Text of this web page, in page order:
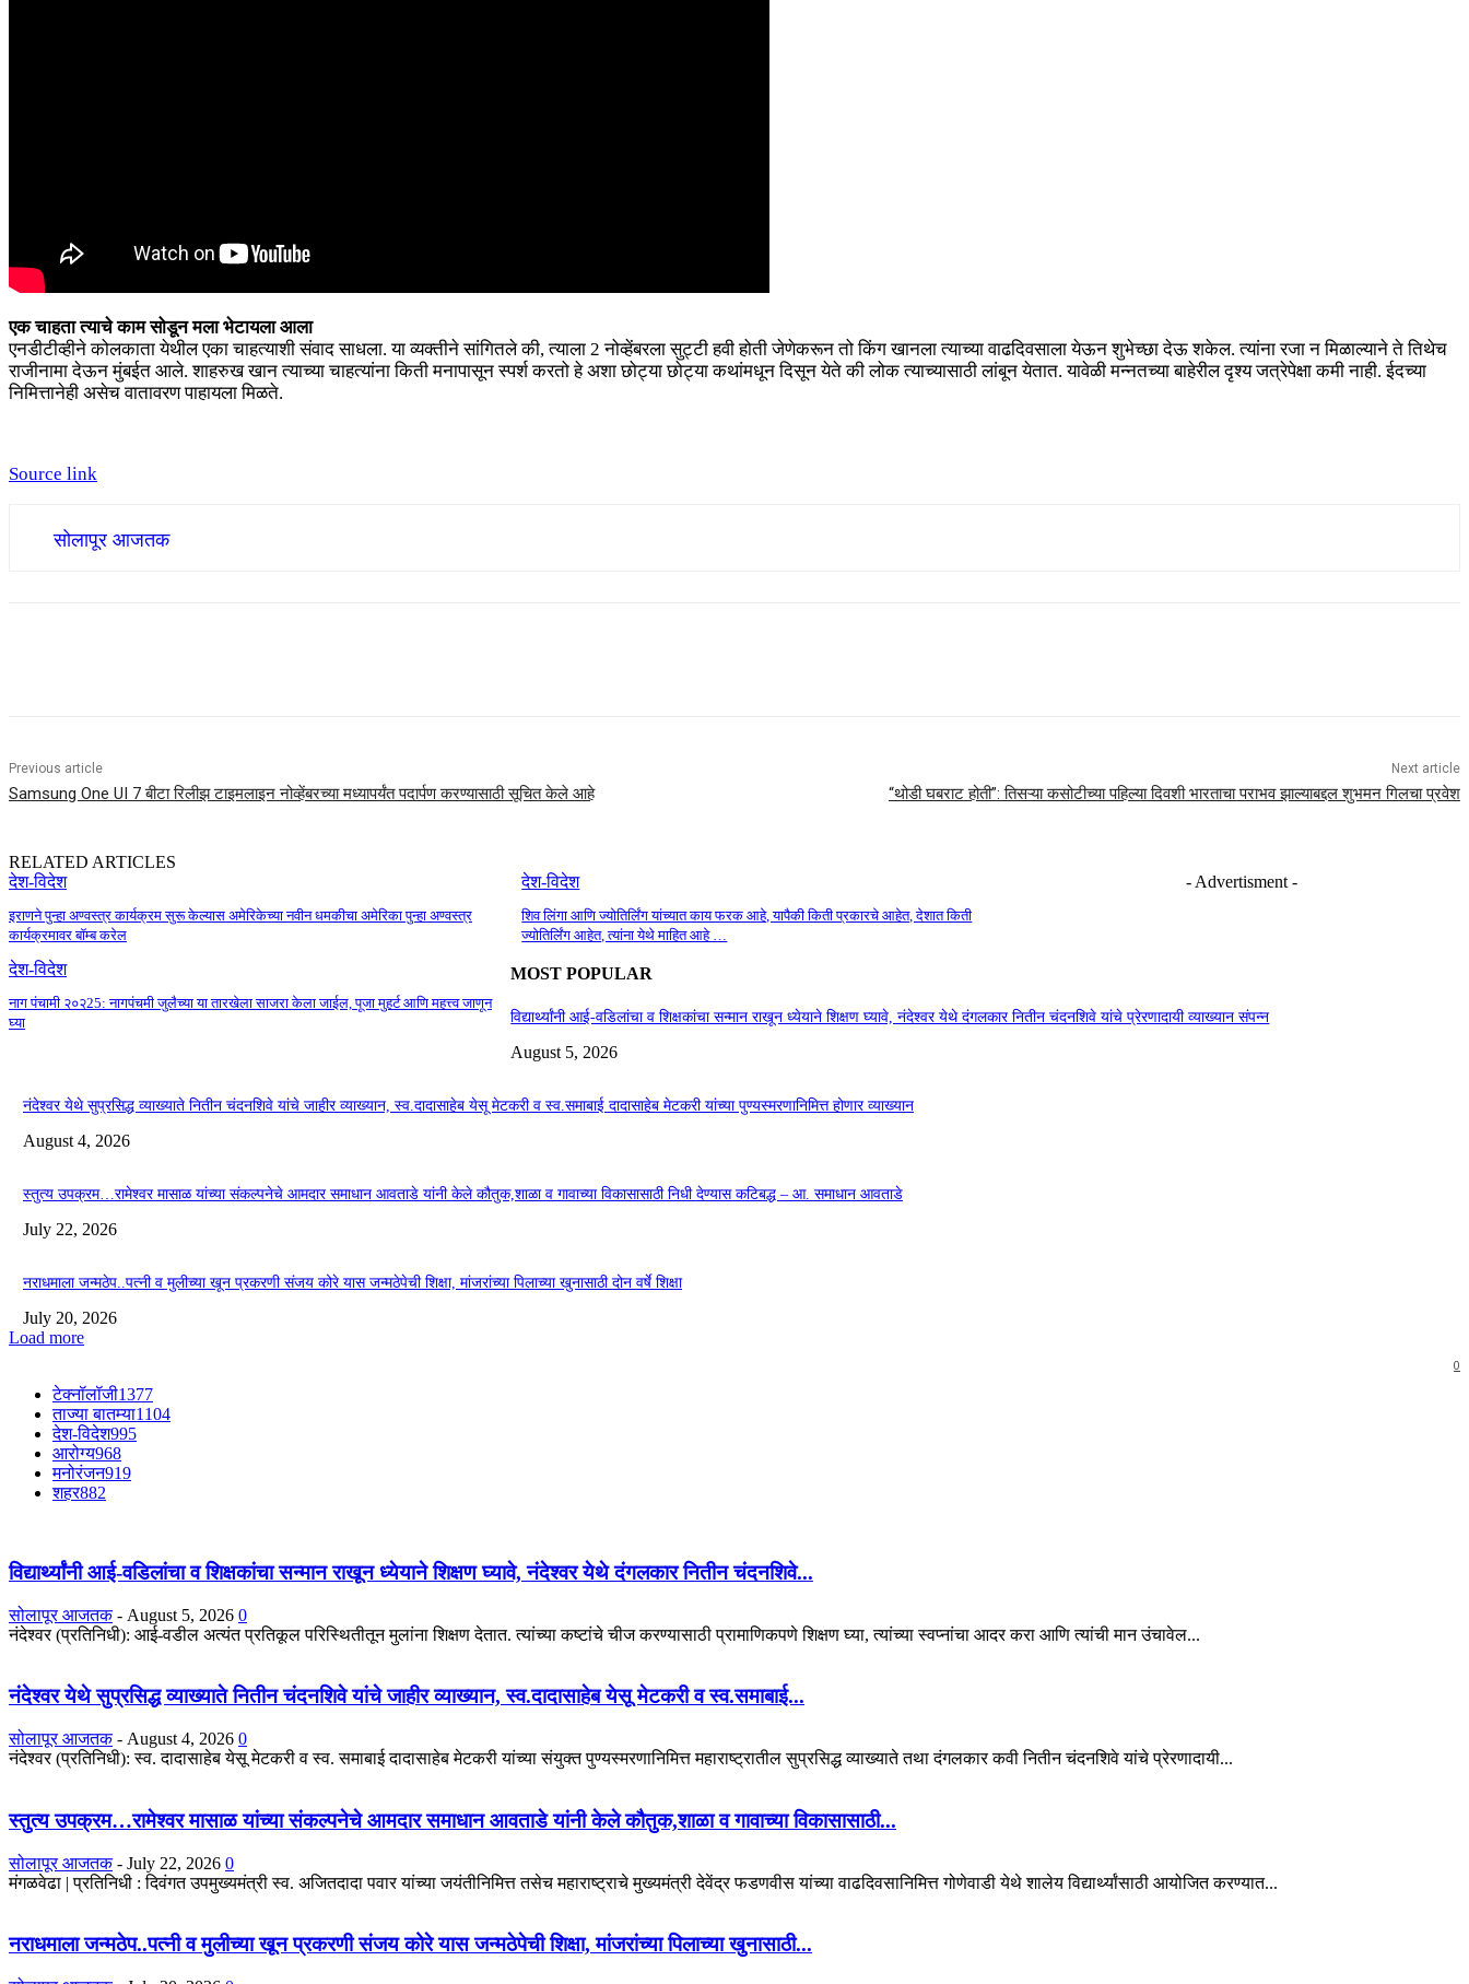
एक चाहता त्याचे काम सोडून मला भेटायला आला
एनडीटीव्हीने कोलकाता येथील एका चाहत्याशी संवाद साधला. या व्यक्तीने सांगितले की, त्याला 2 नोव्हेंबरला सुट्टी हवी होती जेणेकरून तो किंग खानला त्याच्या वाढदिवसाला येऊन शुभेच्छा देऊ शकेल. त्यांना रजा न मिळाल्याने ते तिथेच
राजीनामा देऊन मुंबईत आले. शाहरुख खान त्याच्या चाहत्यांना किती मनापासून स्पर्श करतो हे अशा छोट्या छोट्या कथांमधून दिसून येते की लोक त्याच्यासाठी लांबून येतात. यावेळी मन्नतच्या बाहेरील दृश्य जत्रेपेक्षा कमी नाही. ईदच्या
निमित्तानेही असेच वातावरण पाहायला मिळते.
Source link
सोलापूर आजतक
Previous article
Samsung One UI 7 बीटा रिलीझ टाइमलाइन नोव्हेंबरच्या मध्यापर्यंत पदार्पण करण्यासाठी सूचित केले आहे
Next article
“थोडी घबराट होती”: तिसऱ्या कसोटीच्या पहिल्या दिवशी भारताचा पराभव झाल्याबद्दल शुभमन गिलचा प्रवेश
RELATED ARTICLES
देश-विदेश
इराणने पुन्हा अण्वस्त्र कार्यक्रम सुरू केल्यास अमेरिकेच्या नवीन धमकीचा अमेरिका पुन्हा अण्वस्त्र
कार्यक्रमावर बॉम्ब करेल
देश-विदेश
शिव लिंगा आणि ज्योतिर्लिंग यांच्यात काय फरक आहे, यापैकी किती प्रकारचे आहेत, देशात किती
ज्योतिर्लिंग आहेत, त्यांना येथे माहित आहे …
देश-विदेश
नाग पंचामी २०२25: नागपंचमी जुलैच्या या तारखेला साजरा केला जाईल, पूजा मुहर्ट आणि महत्त्व जाणून
घ्या
- Advertisment -
MOST POPULAR
विद्यार्थ्यांनी आई-वडिलांचा व शिक्षकांचा सन्मान राखून ध्येयाने शिक्षण घ्यावे, नंदेश्वर येथे दंगलकार नितीन चंदनशिवे यांचे प्रेरणादायी व्याख्यान संपन्न
August 5, 2026
नंदेश्वर येथे सुप्रसिद्ध व्याख्याते नितीन चंदनशिवे यांचे जाहीर व्याख्यान, स्व.दादासाहेब येसू मेटकरी व स्व.समाबाई दादासाहेब मेटकरी यांच्या पुण्यस्मरणानिमित्त होणार व्याख्यान
August 4, 2026
स्तुत्य उपक्रम…रामेश्वर मासाळ यांच्या संकल्पनेचे आमदार समाधान आवताडे यांनी केले कौतुक,शाळा व गावाच्या विकासासाठी निधी देण्यास कटिबद्ध – आ. समाधान आवताडे
July 22, 2026
नराधमाला जन्मठेप..पत्नी व मुलीच्या खून प्रकरणी संजय कोरे यास जन्मठेपेची शिक्षा, मांजरांच्या पिलाच्या खुनासाठी दोन वर्षे शिक्षा
July 20, 2026
Load more
0
टेक्नॉलॉजी1377
ताज्या बातम्या1104
देश-विदेश995
आरोग्य968
मनोरंजन919
शहर882
विद्यार्थ्यांनी आई-वडिलांचा व शिक्षकांचा सन्मान राखून ध्येयाने शिक्षण घ्यावे, नंदेश्वर येथे दंगलकार नितीन चंदनशिवे...
सोलापूर आजतक - August 5, 2026 0
नंदेश्वर (प्रतिनिधी): आई-वडील अत्यंत प्रतिकूल परिस्थितीतून मुलांना शिक्षण देतात. त्यांच्या कष्टांचे चीज करण्यासाठी प्रामाणिकपणे शिक्षण घ्या, त्यांच्या स्वप्नांचा आदर करा आणि त्यांची मान उंचावेल...
नंदेश्वर येथे सुप्रसिद्ध व्याख्याते नितीन चंदनशिवे यांचे जाहीर व्याख्यान, स्व.दादासाहेब येसू मेटकरी व स्व.समाबाई...
सोलापूर आजतक - August 4, 2026 0
नंदेश्वर (प्रतिनिधी): स्व. दादासाहेब येसू मेटकरी व स्व. समाबाई दादासाहेब मेटकरी यांच्या संयुक्त पुण्यस्मरणानिमित्त महाराष्ट्रातील सुप्रसिद्ध व्याख्याते तथा दंगलकार कवी नितीन चंदनशिवे यांचे प्रेरणादायी...
स्तुत्य उपक्रम…रामेश्वर मासाळ यांच्या संकल्पनेचे आमदार समाधान आवताडे यांनी केले कौतुक,शाळा व गावाच्या विकासासाठी...
सोलापूर आजतक - July 22, 2026 0
मंगळवेढा | प्रतिनिधी : दिवंगत उपमुख्यमंत्री स्व. अजितदादा पवार यांच्या जयंतीनिमित्त तसेच महाराष्ट्राचे मुख्यमंत्री देवेंद्र फडणवीस यांच्या वाढदिवसानिमित्त गोणेवाडी येथे शालेय विद्यार्थ्यांसाठी आयोजित करण्यात...
नराधमाला जन्मठेप..पत्नी व मुलीच्या खून प्रकरणी संजय कोरे यास जन्मठेपेची शिक्षा, मांजरांच्या पिलाच्या खुनासाठी...